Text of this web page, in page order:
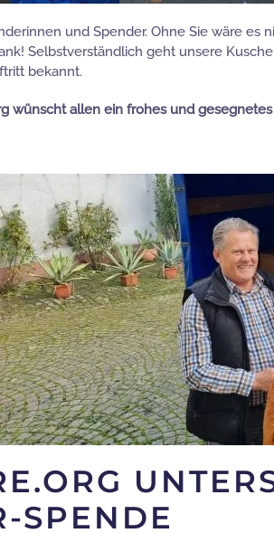
und Spender. Ohne Sie wäre
Selbstverständlich geht unsere
bekannt.
wünscht allen ein frohes und
SPENDE